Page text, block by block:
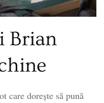
Brian
care dorește să pună